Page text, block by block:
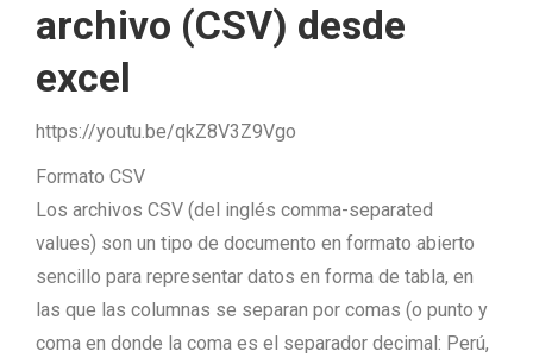
archivo (CSV) desde
excel
https://youtu.be/qkZ8V3Z9Vgo
Formato CSV
Los archivos CSV (del inglés comma-separated
values) son un tipo de documento en formato abierto
sencillo para representar datos en forma de tabla, en
las que las columnas se separan por comas (o punto y
coma en donde la coma es el separador decimal: Perú,